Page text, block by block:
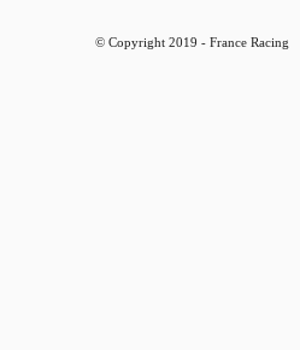
© Copyright 2019 - France Racing